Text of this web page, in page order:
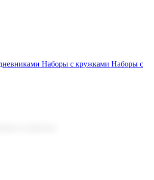
Наборы с кружками Наборы с
и клиентов.